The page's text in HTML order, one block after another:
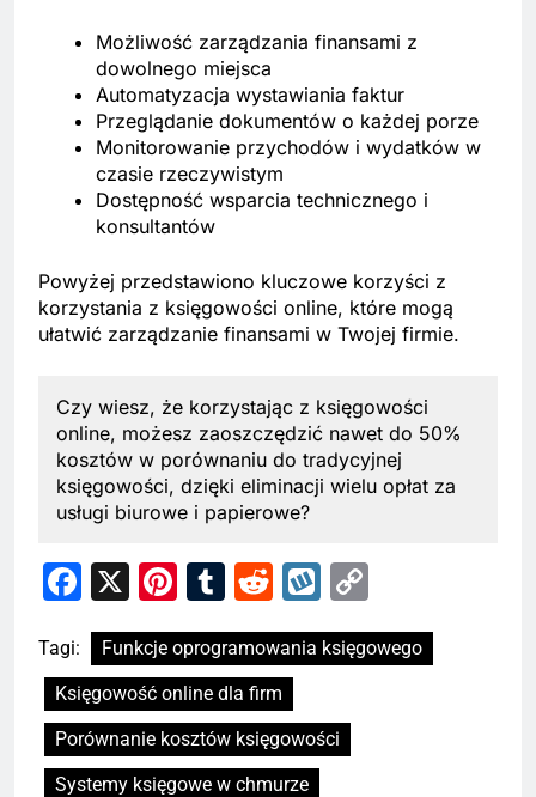
Możliwość zarządzania finansami z
dowolnego miejsca
Automatyzacja wystawiania faktur
Przeglądanie dokumentów o każdej porze
Monitorowanie przychodów i wydatków w
czasie rzeczywistym
Dostępność wsparcia technicznego i
konsultantów
Powyżej przedstawiono kluczowe korzyści z
korzystania z księgowości online, które mogą
ułatwić zarządzanie finansami w Twojej firmie.
Czy wiesz, że korzystając z księgowości
online, możesz zaoszczędzić nawet do 50%
kosztów w porównaniu do tradycyjnej
księgowości, dzięki eliminacji wielu opłat za
usługi biurowe i papierowe?
Facebook
X Pinterest
Tumblr
RedditWykop
Tagi:
Funkcje oprogramowania księgowego
Księgowość online dla firm
Porównanie kosztów księgowości
Systemy księgowe w chmurze